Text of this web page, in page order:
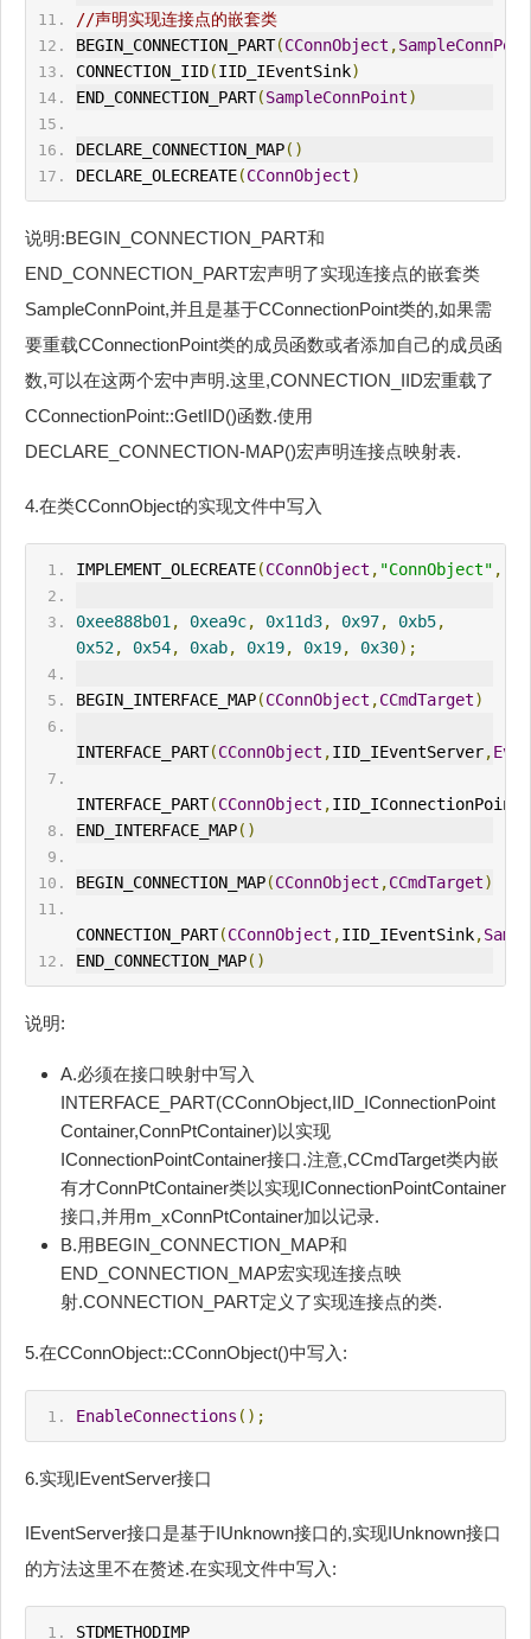
//声明实现连接点的嵌套类
BEGIN_CONNECTION_PART(CConnObject ,
CONNECTION_IID(IID_IEventSink)
END_CONNECTION_PART(SampleConnPoint)
DECLARE_CONNECTION_MAP()
DECLARE_OLECREATE(CConnObject)
说明:BEGIN_CONNECTION_PART和
END_CONNECTION_PART宏声明了实现连接点的嵌套类
SampleConnPoint,并且是基于CConnectionPoint类的,如果需
要重载CConnectionPoint类的成员函数或者添加自己的成员函
数,可以在这两个宏中声明.这里,CONNECTION_IID宏重载了
CConnectionPoint::GetIID()函数.使用
DECLARE_CONNECTION-MAP()宏声明连接点映射表.
4.在类CConnObject的实现文件中写入
IMPLEMENT_OLECREATE(CConnObject , "ConnObject" ,
0xee888b01 , 0xea9c, 0x11d3, 0x97, 0xb5,
0x52, 0x54, 0xab, 0x19, 0x19, 0x30);
BEGIN_INTERFACE_MAP(CConnObject ,CCmdTarget)
INTERFACE_PART(CConnObject ,IID_IEventServer,
INTERFACE_PART(CConnObject ,
END_INTERFACE_MAP()
BEGIN_CONNECTION_MAP(CConnObject ,CCmdTarget)
CONNECTION_PART(CConnObject ,IID_IEventSink,
END_CONNECTION_MAP()
说明:
A.必须在接口映射中写入
INTERFACE_PART(CConnObject,IID_IConnectionPoint
Container,ConnPtContainer)以实现
IConnectionPointContainer接口.注意,CCmdTarget类内嵌
有才ConnPtContainer类以实现IConnectionPointContainer
接口,并用m_xConnPtContainer加以记录.
B.用BEGIN_CONNECTION_MAP和
END_CONNECTION_MAP宏实现连接点映
射.CONNECTION_PART定义了实现连接点的类.
5.在CConnObject::CConnObject()中写入:
EnableConnections ();
6.实现IEventServer接口
IEventServer接口是基于IUnknown接口的,实现IUnknown接口
的方法这里不在赘述.在实现文件中写入:
STDMETHODIMP